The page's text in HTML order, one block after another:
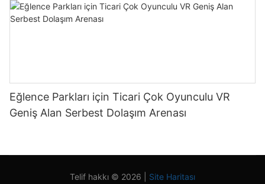
Eğlence Parkları için Ticari Çok Oyunculu VR
Geniş Alan Serbest Dolaşım Arenası
Telif hakkı © 2026 | Site Haritası